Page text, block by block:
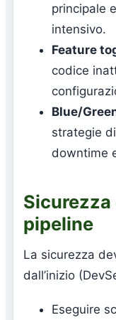
principale
intensivo.
Feature
codice
Blue/
strategie
downtime
pipeline
La sicurezza
dall’inizio
Eseguire